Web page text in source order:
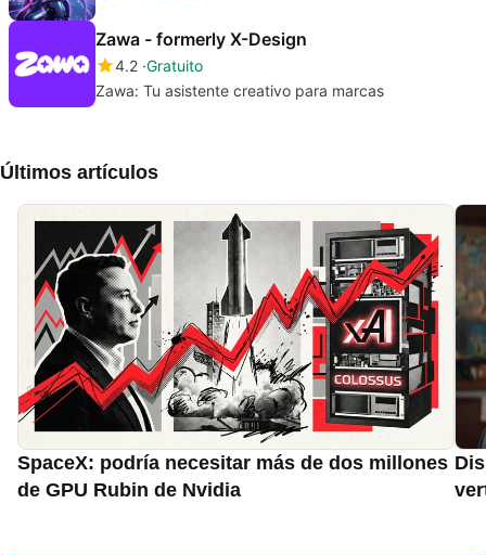
Zawa - formerly X-Design
4.2 Gratuito
Zawa: Tu asistente creativo para marcas
Últimos artículos
SpaceX: podría necesitar más de dos millones
de GPU Rubin de Nvidia